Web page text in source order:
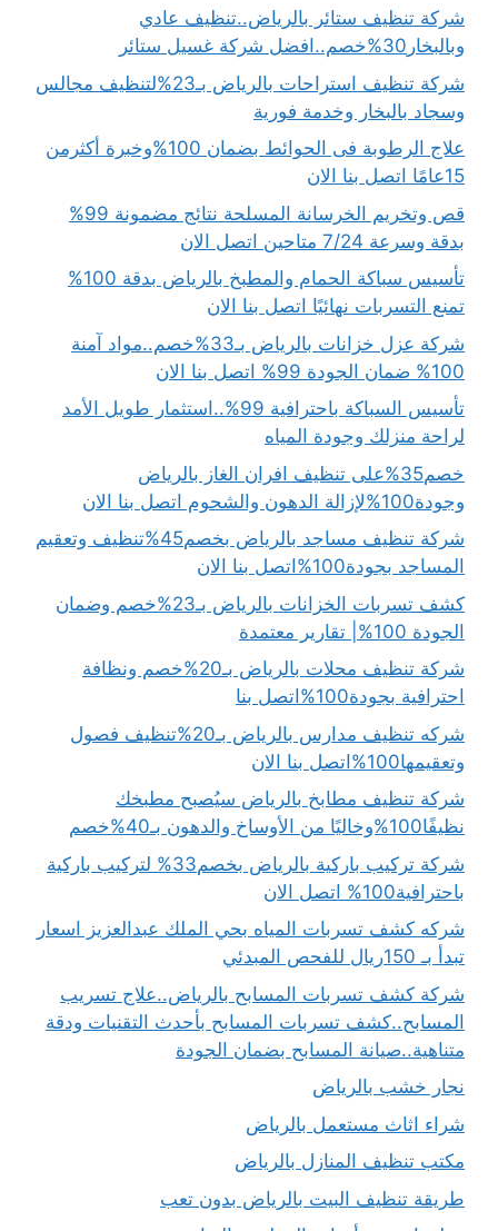
شركة تنظيف ستائر بالرياض..تنظيف عادي
وبالبخار30%خصم..افضل شركة غسيل ستائر
شركة تنظيف استراحات بالرياض بـ23%لتنظيف مجالس
وسجاد بالبخار وخدمة فورية
علاج الرطوبة فى الحوائط بضمان 100%وخبرة أكثرمن
15عامًا اتصل بنا الان
قص وتخريم الخرسانة المسلحة نتائج مضمونة 99%
بدقة وسرعة 7/24 متاحين اتصل الان
تأسيس سباكة الحمام والمطبخ بالرياض بدقة 100%
تمنع التسربات نهائيًا اتصل بنا الان
شركة عزل خزانات بالرياض بـ33%خصم..مواد آمنة
100% ضمان الجودة 99% اتصل بنا الان
تأسيس السباكة باحترافية 99%..استثمار طويل الأمد
لراحة منزلك وجودة المياه
خصم35%على تنظيف افران الغاز بالرياض
وجودة100%لإزالة الدهون والشحوم اتصل بنا الان
شركة تنظيف مساجد بالرياض بخصم45%تنظيف وتعقيم
المساجد بجودة100%اتصل بنا الان
كشف تسربات الخزانات بالرياض بـ23%خصم وضمان
الجودة 100%| تقارير معتمدة
شركة تنظيف محلات بالرياض بـ20%خصم ونظافة
احترافية بجودة100%اتصل بنا
شركه تنظيف مدارس بالرياض بـ20%تنظيف فصول
وتعقيمها100%اتصل بنا الان
شركة تنظيف مطابخ بالرياض سيُصبح مطبخك
نظيفًا100%وخاليًا من الأوساخ والدهون بـ40%خصم
شركة تركيب باركية بالرياض بخصم33% لتركيب باركية
باحترافية100% اتصل الان
شركه كشف تسربات المياه بحي الملك عبدالعزيز اسعار
تبدأ بـ 150ريال للفحص المبدئي
شركة كشف تسربات المسابح بالرياض..علاج تسريب
المسابح..كشف تسربات المسابح بأحدث التقنيات ودقة
متناهية..صيانة المسابح بضمان الجودة
نجار خشب بالرياض
شراء اثاث مستعمل بالرياض
مكتب تنظيف المنازل بالرياض
طريقة تنظيف البيت بالرياض بدون تعب